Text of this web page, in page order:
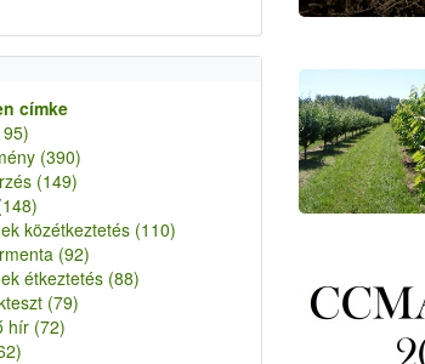
címke
(390)
(149)
közétkeztetés (110)
(92)
étkeztetés (88)
(79)
hír (72)